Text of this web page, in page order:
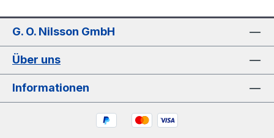
G. O. Nilsson GmbH
Über uns
Informationen